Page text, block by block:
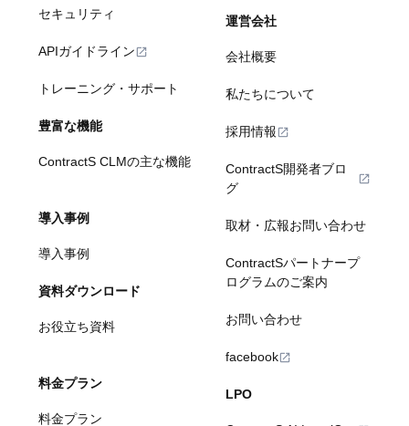
セキュリティ
APIガイドライン
トレーニング・サポート
豊富な機能
ContractS CLMの主な機能
導入事例
導入事例
資料ダウンロード
お役立ち資料
料金プラン
料金プラン
運営会社
会社概要
私たちについて
採用情報
ContractS開発者ブロ
グ
取材・広報お問い合わせ
ContractSパートナープ
ログラムのご案内
お問い合わせ
facebook
LPO